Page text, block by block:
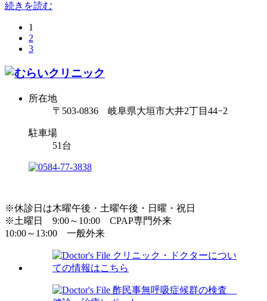
続きを読む
1
2
3
所在地
〒503-0836 岐阜県大垣市大井2丁目44−2
駐車場
51台
※休診日は木曜午後・土曜午後・日曜・祝日
※土曜日 9:00～10:00 CPAP専門外来
10:00～13:00 一般外来